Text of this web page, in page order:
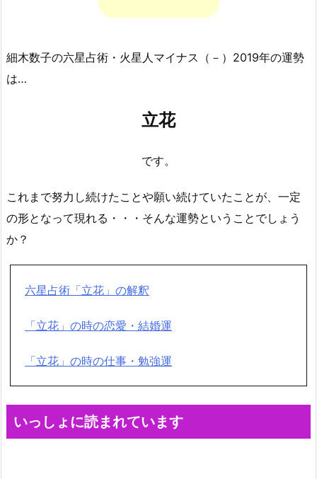
細木数子の六星占術・火星人マイナス（－）2019年の運勢
は…
立花
です。
これまで努力し続けたことや願い続けていたことが、一定
の形となって現れる・・・そんな運勢ということでしょう
か？
六星占術「立花」の解釈
「立花」の時の恋愛・結婚運
「立花」の時の仕事・勉強運
いっしょに読まれています